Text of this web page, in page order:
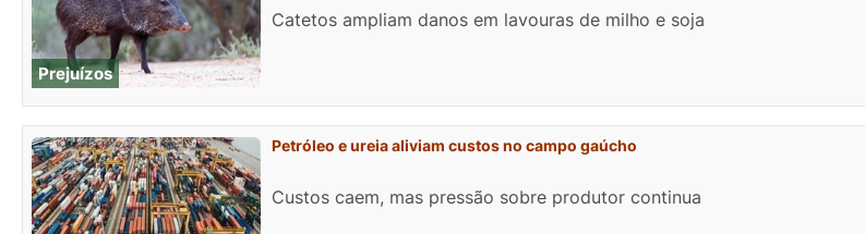
Prejuízos
Catetos ampliam danos em lavouras de milho e soja
Petróleo e ureia aliviam custos no campo gaúcho
Custos caem, mas pressão sobre produtor continua